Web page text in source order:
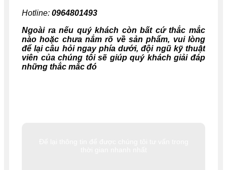
Hotline: 0964801493
Ngoài ra nếu quý khách còn bất cứ thắc mắc
nào hoặc chưa nắm rõ về sản phẩm, vui lòng
để lại câu hỏi ngay phía dưới, đội ngũ kỹ thuật
viên của chúng tôi sẽ giúp quý khách giải đáp
những thắc mắc đó